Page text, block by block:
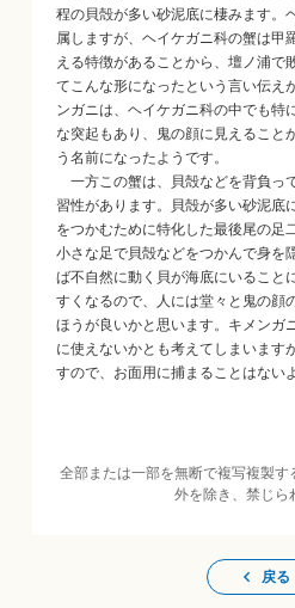
程の貝殻が多い砂泥底に棲みます。
属しますが、ヘイケガニ科の蟹は甲
える特徴があることから、壇ノ浦で
てこんな形になったという言い伝え
ンガニは、ヘイケガニ科の中でも特
な突起もあり、鬼の顔に見えること
う名前になったようです。
一方この蟹は、貝殻などを背負っ
習性があります。貝殻が多い砂泥底
をつかむために特化した最後尾の足
小さな足で貝殻などをつかんで身を
ば不自然に動く貝が海底にいること
すくなるので、人には堂々と鬼の顔
ほうが良いかと思います。キメンガ
に使えないかとも考えてしまいます
すので、お面用に捕まることはない
全部または一部を無断で複写複製す
外を除き、禁じら
戻る